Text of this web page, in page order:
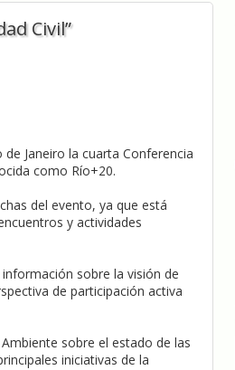
Civil”
Janeiro la cuarta Conferencia
como Río+20.
del evento, ya que está
y actividades
sobre la visión de
de participación activa
sobre el estado de las
iniciativas de la